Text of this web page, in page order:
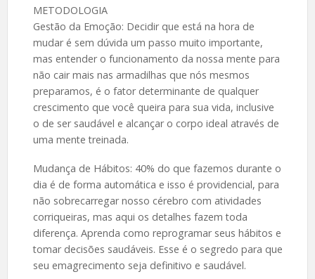
METODOLOGIA
Gestão da Emoção: Decidir que está na hora de
mudar é sem dúvida um passo muito importante,
mas entender o funcionamento da nossa mente para
não cair mais nas armadilhas que nós mesmos
preparamos, é o fator determinante de qualquer
crescimento que você queira para sua vida, inclusive
o de ser saudável e alcançar o corpo ideal através de
uma mente treinada.
Mudança de Hábitos: 40% do que fazemos durante o
dia é de forma automática e isso é providencial, para
não sobrecarregar nosso cérebro com atividades
corriqueiras, mas aqui os detalhes fazem toda
diferença. Aprenda como reprogramar seus hábitos e
tomar decisões saudáveis. Esse é o segredo para que
seu emagrecimento seja definitivo e saudável.